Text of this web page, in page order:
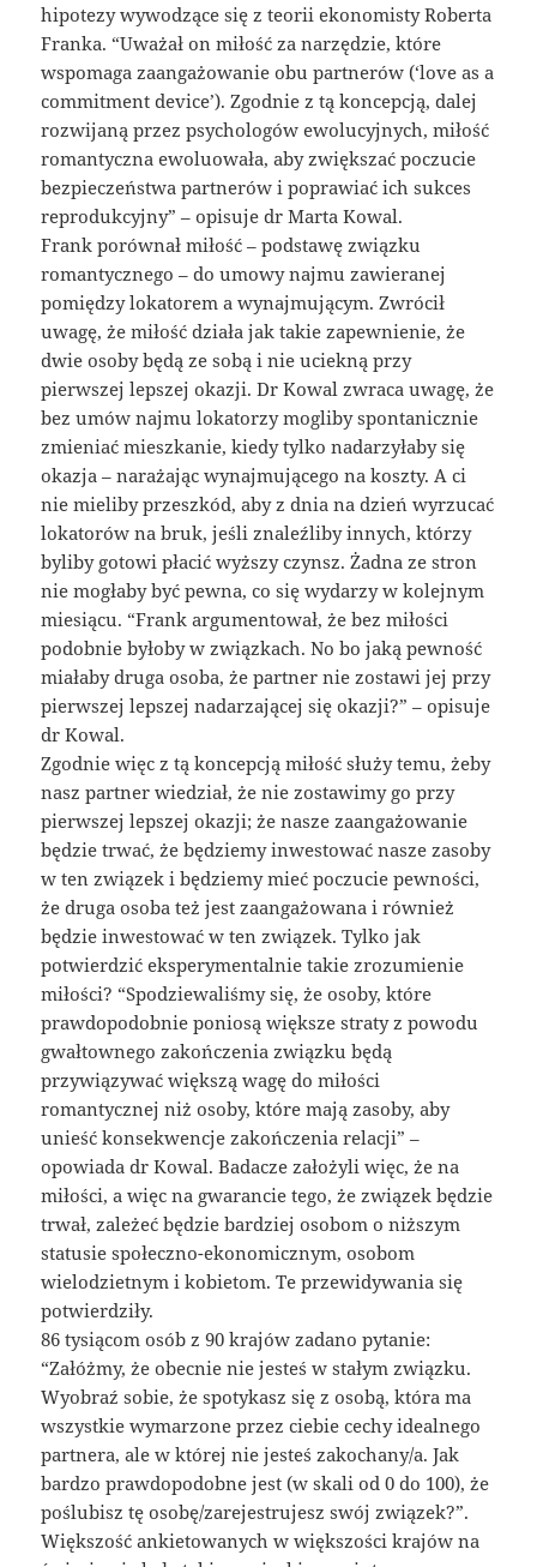
hipotezy wywodzące się z teorii ekonomisty Roberta
Franka. “Uważał on miłość za narzędzie, które
wspomaga zaangażowanie obu partnerów (‘love as a
commitment device’). Zgodnie z tą koncepcją, dalej
rozwijaną przez psychologów ewolucyjnych, miłość
romantyczna ewoluowała, aby zwiększać poczucie
bezpieczeństwa partnerów i poprawiać ich sukces
reprodukcyjny” – opisuje dr Marta Kowal.
Frank porównał miłość – podstawę związku
romantycznego – do umowy najmu zawieranej
pomiędzy lokatorem a wynajmującym. Zwrócił
uwagę, że miłość działa jak takie zapewnienie, że
dwie osoby będą ze sobą i nie uciekną przy
pierwszej lepszej okazji. Dr Kowal zwraca uwagę, że
bez umów najmu lokatorzy mogliby spontanicznie
zmieniać mieszkanie, kiedy tylko nadarzyłaby się
okazja – narażając wynajmującego na koszty. A ci
nie mieliby przeszkód, aby z dnia na dzień wyrzucać
lokatorów na bruk, jeśli znaleźliby innych, którzy
byliby gotowi płacić wyższy czynsz. Żadna ze stron
nie mogłaby być pewna, co się wydarzy w kolejnym
miesiącu. “Frank argumentował, że bez miłości
podobnie byłoby w związkach. No bo jaką pewność
miałaby druga osoba, że partner nie zostawi jej przy
pierwszej lepszej nadarzającej się okazji?” – opisuje
dr Kowal.
Zgodnie więc z tą koncepcją miłość służy temu, żeby
nasz partner wiedział, że nie zostawimy go przy
pierwszej lepszej okazji; że nasze zaangażowanie
będzie trwać, że będziemy inwestować nasze zasoby
w ten związek i będziemy mieć poczucie pewności,
że druga osoba też jest zaangażowana i również
będzie inwestować w ten związek. Tylko jak
potwierdzić eksperymentalnie takie zrozumienie
miłości? “Spodziewaliśmy się, że osoby, które
prawdopodobnie poniosą większe straty z powodu
gwałtownego zakończenia związku będą
przywiązywać większą wagę do miłości
romantycznej niż osoby, które mają zasoby, aby
unieść konsekwencje zakończenia relacji” –
opowiada dr Kowal. Badacze założyli więc, że na
miłości, a więc na gwarancie tego, że związek będzie
trwał, zależeć będzie bardziej osobom o niższym
statusie społeczno-ekonomicznym, osobom
wielodzietnym i kobietom. Te przewidywania się
potwierdziły.
86 tysiącom osób z 90 krajów zadano pytanie:
“Załóżmy, że obecnie nie jesteś w stałym związku.
Wyobraź sobie, że spotykasz się z osobą, która ma
wszystkie wymarzone przez ciebie cechy idealnego
partnera, ale w której nie jesteś zakochany/a. Jak
bardzo prawdopodobne jest (w skali od 0 do 100), że
poślubisz tę osobę/zarejestrujesz swój związek?”.
Większość ankietowanych w większości krajów na